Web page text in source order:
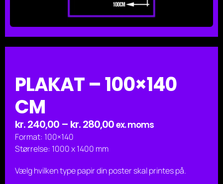
PLAKAT – 100×140
CM
kr.240,00 – kr.280,00Prisinterval:
ex. moms
Format: 100×140
Størrelse: 1000 x 1400 mm
Vælg hvilken type papir din poster skal printes på.